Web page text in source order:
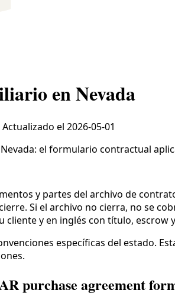
en Nevada
Actualizado el 2026-05-01
el formulario contractual
y partes del archivo de
Si el archivo no cierra, no se
cliente y en inglés con título, escrow
específicas del estado.
purchase agreement